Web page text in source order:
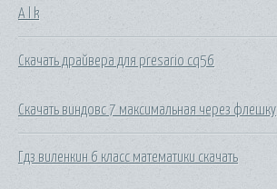
A l k
Скачать драйвера для presario cq56
Скачать виндовс 7 максимальная через флешку
Гдз виленкин 6 класс математики скачать